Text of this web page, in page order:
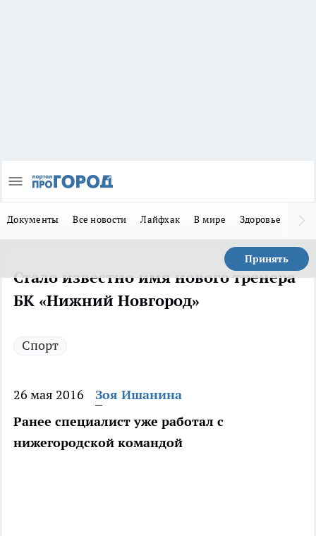
Документы Все новости Лайфхак В мире Здоровье
Принять
Стало известно имя нового тренера
БК «Нижний Новгород»
Спорт
26 мая 2016
Зоя Ишанина
Ранее специалист уже работал с
нижегородской командой